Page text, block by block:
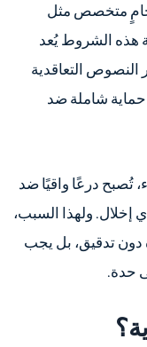
متخصص مثل
هذه الشروط يُعد
التعاقدية
شاملة ضد
تُصبح درعًا واقيًا ضد
إخلال. ولهذا السبب،
دون تدقيق، بل يجب
حدة.